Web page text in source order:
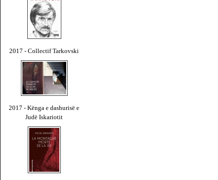
2017 - Collectif Tarkovski
2017 - Kënga e dashurisë e
Judë Iskariotit